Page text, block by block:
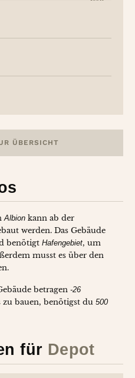
ÜBERSICHT
Albion kann ab der
werden. Das Gebäude
benötigt Hafengebiet, um
musst es über den
betragen -26
zu bauen, benötigst du 500
für Depot